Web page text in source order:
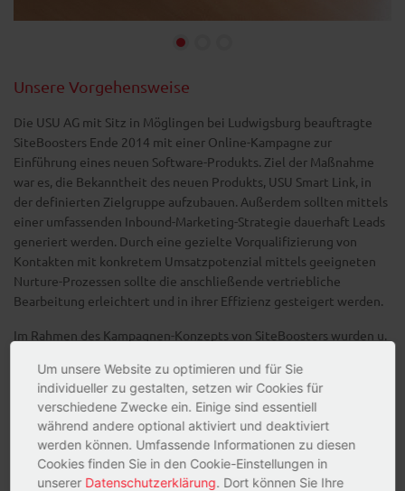
Unsere Vorgehensweise
Die USU AG mit Sitz in Möglingen bei Ludwigsburg beauftragte
SiteBoosters Ende 2014 mit einer Online-Kampagne zur
Einführung eines neuen Software-Produkts. Ziel der Maßnahme
war es, die Bekanntheit des neuen Produkts, USU Smart Link, in
der definierten Zielgruppe aufzubauen. Außerdem sollten mittels
einer umfassenden Inbound-Marketing-Strategie dauerhaft Leads
generiert werden. Durch eine gezielte Vorqualifizierung von
Kontakten mit konkretem Umsatzpotenzial mittels geeigneten
Nurture-Prozessen sollte die anschließende vertriebliche
Bearbeitung erleichtert und in ihrer Effizienz gesteigert werden.
Im Rahmen des Kampagnen-Konzepts von SiteBoosters wurden u.
Landingpage als Onepager
Erklär-Video
Mini-Studie
Mehrstufige E-Mailing-Kampagne
Um unsere Website zu optimieren und für Sie
individueller zu gestalten, setzen wir Cookies für
verschiedene Zwecke ein. Einige sind essentiell
während andere optional aktiviert und deaktiviert
werden können. Umfassende Informationen zu diesen
Cookies finden Sie in den Cookie-Einstellungen in
unserer Datenschutzerklärung. Dort können Sie Ihre